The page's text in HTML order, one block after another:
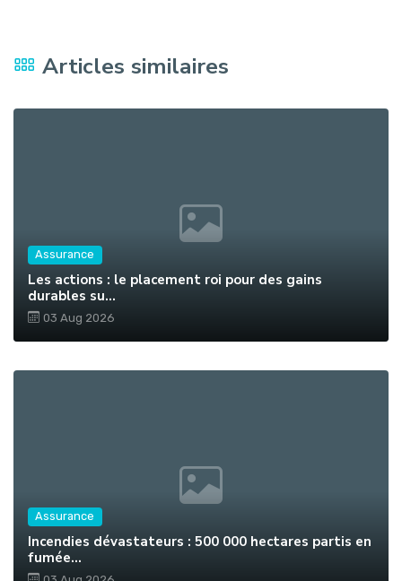
Articles similaires
Assurance
Les actions : le placement roi pour des gains
durables su...
03 Aug 2026
Assurance
Incendies dévastateurs : 500 000 hectares partis en
fumée...